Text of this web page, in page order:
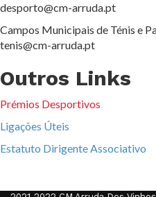
desporto@cm-arruda.pt
Campos Municipais de Ténis e
tenis@cm-arruda.pt
Outros Links
Prémios Desportivos
Ligações Úteis
Estatuto Dirigente Associativo